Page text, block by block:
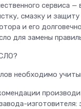
сервиса
смазку и
и его
для замены
необходимо